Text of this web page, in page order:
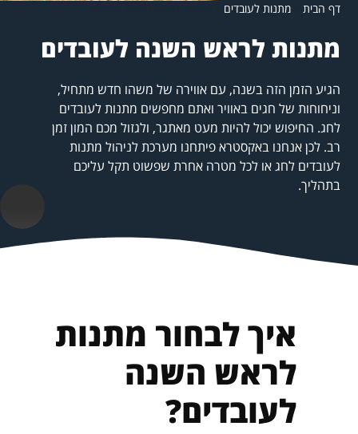
דף הבית »מתנות לעובדים
מתנות לראש השנה לעובדים
הגיע הזמן הזה בשנה, עם אווירה של משהו חדש מתחיל,
וניחוחות של חגים באוויר ואתם מחפשים מתנות לעובדים
לחג. החיפוש יכול להיות מעט מאתגר, ולגזול מכם המון זמן
רב. לכן אנחנו באקסטרא פיתחנו מערכת לניהול מתנות
לעובדים לחג או לכל מטרה אחרת שפשוט תקל עליכם
בתהליך.
איך לבחור מתנות
לראש השנה
לעובדים?